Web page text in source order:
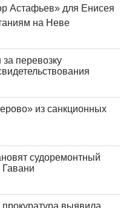
Астафьев» для Енисея
на Неве
перевозку
из санкционных
судоремонтный
Гавани
выявила